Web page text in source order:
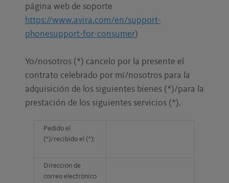
página web de soporte
https://www.avira.com/en/support-
phonesupport-for-consumer)
Yo/nosotros (*) cancelo por la presente el
contrato celebrado por mí/nosotros para la
adquisición de los siguientes bienes (*)/para la
prestación de los siguientes servicios (*).
Pedido el
(*)/recibido el (*):
Dirección de
correo electrónico